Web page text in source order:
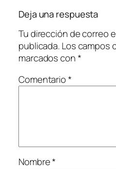
Deja una respuesta
Tu dirección de correo
publicada. Los campos
marcados con*
Comentario*
Nombre*